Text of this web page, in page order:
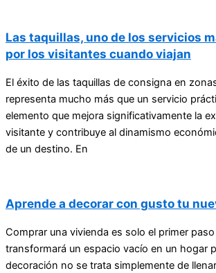
Las taquillas, uno de los servicios
por los visitantes cuando viajan
El éxito de las taquillas de consigna en
representa mucho más que un servicio
elemento que mejora significativamente la
visitante y contribuye al dinamismo
de un destino. En
Aprende a decorar con gusto tu
Comprar una vivienda es solo el primer
transformará un espacio vacío en un hogar
decoración no se trata simplemente de